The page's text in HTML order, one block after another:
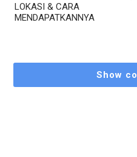
LOKASI & CARA
MENDAPATKANNYA
Show